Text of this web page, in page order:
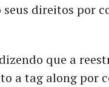
direitos por
que a
a tag along por